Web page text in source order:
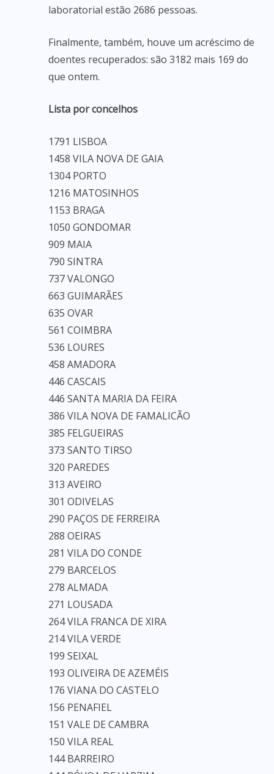
laboratorial estão 2686 pessoas.
Finalmente, também, houve um acréscimo de
doentes recuperados: são 3182 mais 169 do
que ontem.
Lista por concelhos
1791 LISBOA
1458 VILA NOVA DE GAIA
1304 PORTO
1216 MATOSINHOS
1153 BRAGA
1050 GONDOMAR
909 MAIA
790 SINTRA
737 VALONGO
663 GUIMARÃES
635 OVAR
561 COIMBRA
536 LOURES
458 AMADORA
446 CASCAIS
446 SANTA MARIA DA FEIRA
386 VILA NOVA DE FAMALICÃO
385 FELGUEIRAS
373 SANTO TIRSO
320 PAREDES
313 AVEIRO
301 ODIVELAS
290 PAÇOS DE FERREIRA
288 OEIRAS
281 VILA DO CONDE
279 BARCELOS
278 ALMADA
271 LOUSADA
264 VILA FRANCA DE XIRA
214 VILA VERDE
199 SEIXAL
193 OLIVEIRA DE AZEMÉIS
176 VIANA DO CASTELO
156 PENAFIEL
151 VALE DE CAMBRA
150 VILA REAL
144 BARREIRO